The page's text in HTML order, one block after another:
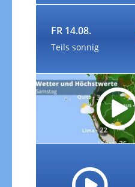
FR 14.08.
Teils sonnig